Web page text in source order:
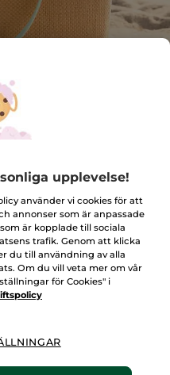
börjar här
TILL RECENSION
upplevelse!
använder vi cookies för att
annonser som är anpassade
är kopplade till sociala
trafik. Genom att klicka
du till användning av alla
Om du vill veta mer om vår
för Cookies" i